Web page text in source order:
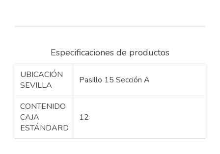
Especificaciones de productos
UBICACIÓN
SEVILLA
Pasillo 15 Sección A
CONTENIDO
CAJA
ESTÁNDARD
12